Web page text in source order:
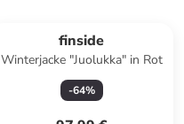
finside
Winterjacke "Juolukka" in Rot
-64%